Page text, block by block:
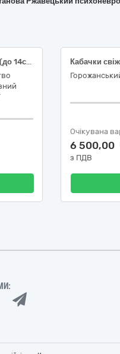
Огірки свіжі, тепличні, короткоплідні (до 14см), ДСТУ 3247; помідори (томати) свіжі, тепличні, видовжені, ДСТУ 3246
Очікувана
6 500,00
з ПДВ